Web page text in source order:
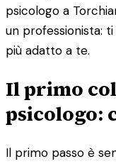
psicologo a
un professionista:
più adatto a te.
Il primo
psicologo:
Il primo passo è